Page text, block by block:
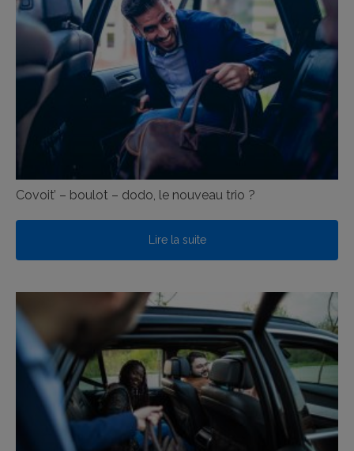
Covoit’ – boulot – dodo, le nouveau trio ?
Lire la suite